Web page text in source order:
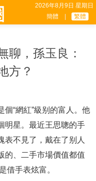
2026年8月9日 星期日
簡體
繁體
聊，孫玉良：
方？
“網紅”級别的富人。他
明星。最近王思聰的手
表不見了，戴在了别人
的、二手市場價值都值
借手表炫富。